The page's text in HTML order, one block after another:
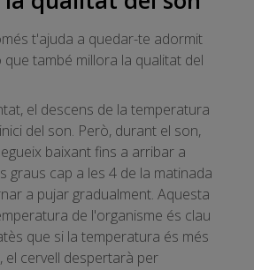
t'ajuda a quedar-te adormit
també millora la qualitat del
el descens de la temperatura
del son. Però, durant el son,
baixant fins a arribar a
graus cap a les 4 de la matinada
a pujar gradualment. Aquesta
de l'organisme és clau
que si la temperatura és més
el cervell despertarà per